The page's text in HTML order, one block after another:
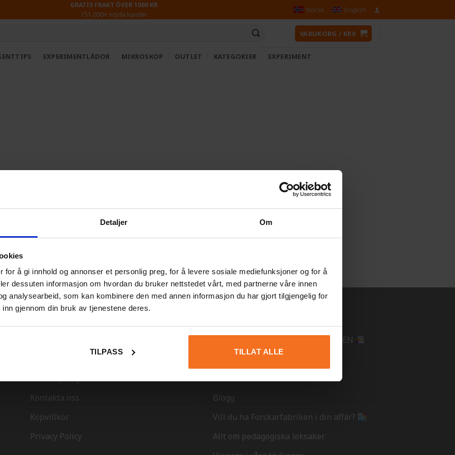
Detaljer Om
for å gi innhold og annonser et personlig preg, for å levere sosiale mediefunksjoner og for å
dessuten informasjon om hvordan du bruker nettstedet vårt, med partnerne våre innen
analysearbeid, som kan kombinere den med annen informasjon du har gjort tilgjengelig for
gjennom din bruk av tjenestene deres.
TILPASS TILLAT ALLE
GRATIS FRAKT ÖVER 1000 KR
151.000+ nöjda kunder
Norsk English
VARUKORG / KR0
EXPERIMENTLÅDOR MIKROSKOP OUTLET KATEGORIER EXPERIMENT
KUNDTJÄNST
Return policy
Kontakta oss
Köpvillkor
Privacy Policy
FORSKARFABRIKENS MATTEHÄFTEN
Vilka är vi?
Blogg
Vill du ha Forskarfabriken i din affär?
Allt om pedagogiska leksaker